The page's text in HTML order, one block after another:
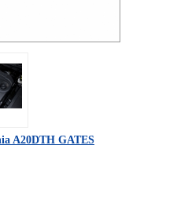
A20DTH GATES